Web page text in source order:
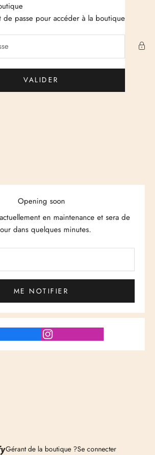
Just Cashmere
de passe pour accéder à la boutique
VALIDER
Opening soon
en maintenance et sera de
dans quelques minutes.
ME NOTIFIER
Gérant de la boutique ?Se connecter